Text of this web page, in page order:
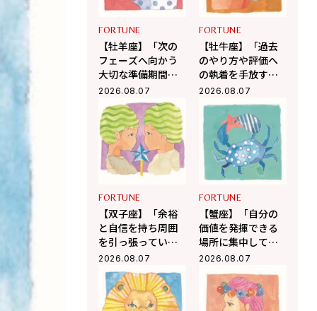
FORTUNE
【牡羊座】「次の
フェーズへ向かう
大切な準備期間」
杉浦エイトの幸運
を呼ぶ12星座占い
（8/7～9/6）
2026.08.07
FORTUNE
【牡牛座】「過去
のやり方や評価へ
の執着を手放す
時」杉浦エイトの
幸運を呼ぶ12星座
占い（8/7～9/6）
2026.08.07
FORTUNE
【双子座】「余裕
と自信を持ち周囲
を引っ張ってい
く」杉浦エイトの
幸運を呼ぶ12星座
占い（8/7～9/6）
2026.08.07
FORTUNE
【蟹座】「自分の
価値を発揮できる
場所に集中して」
杉浦エイトの幸運
を呼ぶ12星座占い
（7/7～8/6）
2026.08.07